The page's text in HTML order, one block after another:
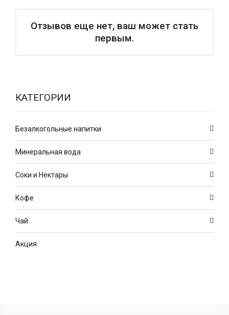
Отзывов еще нет, ваш может стать
первым.
КАТЕГОРИИ
Безалкогольные напитки
Минеральная вода
Соки и Нектары
Кофе
Чай
Акция